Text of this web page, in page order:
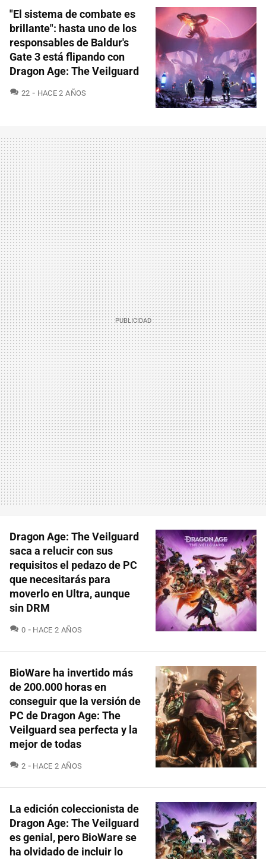
"El sistema de combate es
brillante": hasta uno de los
responsables de Baldur's
Gate 3 está flipando con
Dragon Age: The Veilguard
22 COMENTARIOS
HACE 2 AÑOS
Dragon Age: The Veilguard
saca a relucir con sus
requisitos el pedazo de PC
que necesitarás para
moverlo en Ultra, aunque
sin DRM
0 COMENTARIOS
HACE 2 AÑOS
BioWare ha invertido más
de 200.000 horas en
conseguir que la versión de
PC de Dragon Age: The
Veilguard sea perfecta y la
mejor de todas
2 COMENTARIOS
HACE 2 AÑOS
La edición coleccionista de
Dragon Age: The Veilguard
es genial, pero BioWare se
ha olvidado de incluir lo